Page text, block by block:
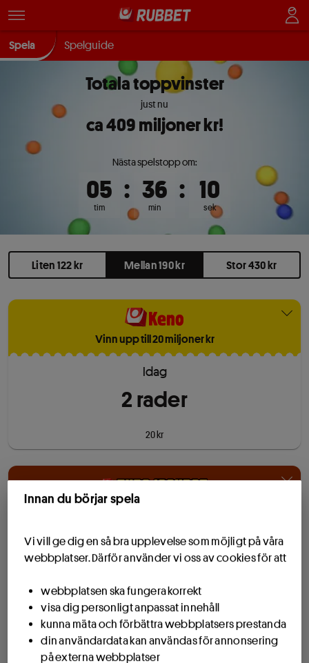
Spela Spelguide
Totala toppvinster
just nu
ca409 miljoner kr!
Nästa spelstopp om:
05
tim
: 36
min
: 10
sek
Liten 122 kr Mellan 190 kr Stor 430 kr
Vinn upp till 20 miljoner kr
Idag
2 rader
20 kr
Jackpot ca 110 milj kr
Imorgon 11/8
1rad
25 kr
Innan du börjar spela
Vi vill ge dig en så bra upplevelse som möjligt på våra
webbplatser. Därför använder vi oss av cookies för att
webbplatsen ska fungera korrekt
visa dig personligt anpassat innehåll
kunna mäta och förbättra webbplatsers prestanda
din användardata kan användas för annonsering
på externa webbplatser